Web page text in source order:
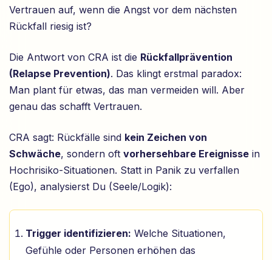
Vertrauen auf, wenn die Angst vor dem nächsten
Rückfall riesig ist?
Die Antwort von CRA ist die Rückfallprävention
(Relapse Prevention). Das klingt erstmal paradox:
Man plant für etwas, das man vermeiden will. Aber
genau das schafft Vertrauen.
CRA sagt: Rückfälle sind kein Zeichen von
Schwäche, sondern oftvorhersehbare Ereignisse in
Hochrisiko-Situationen. Statt in Panik zu verfallen
(Ego), analysierst Du (Seele/Logik):
Trigger identifizieren: Welche Situationen,
Gefühle oder Personen erhöhen das